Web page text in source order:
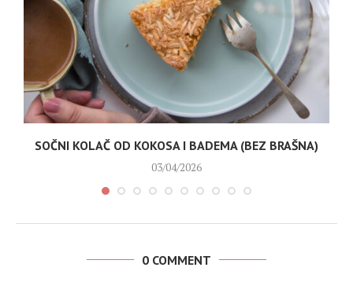
SOČNI KOLAČ OD KOKOSA I BADEMA (BEZ BRAŠNA)
03/04/2026
0 COMMENT